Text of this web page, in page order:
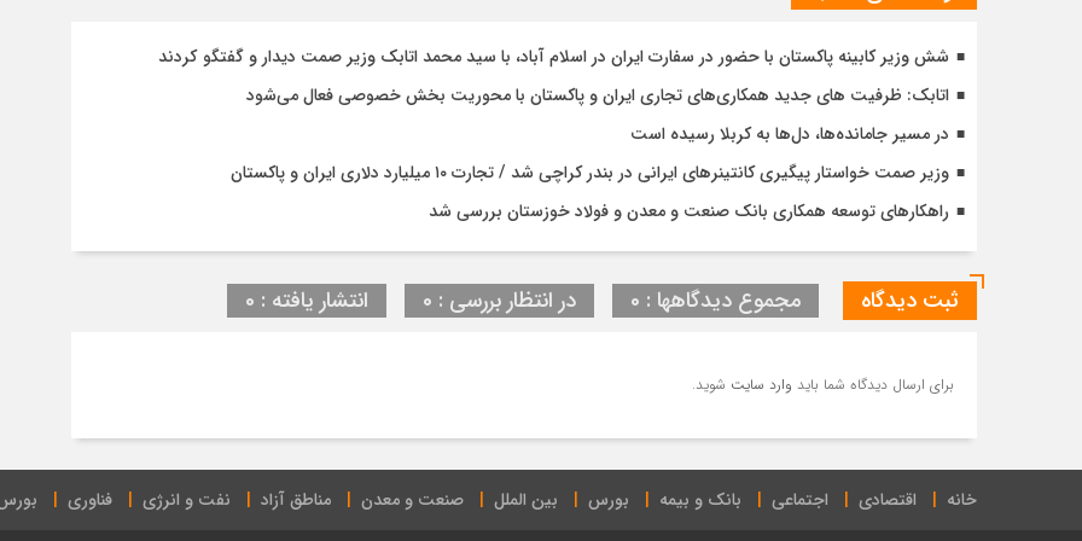
شش وزیر کابینه پاکستان با حضور در سفارت ایران در اسلام آباد، با سيد محمد اتابك وزير صمت ديدار و گفتگو كردند
اتابک: ظرفیت های جدید همکاری‌های تجاری ایران و پاکستان با محوریت بخش خصوصی فعال می‌شود
در مسیر جا‌مانده‌ها، دل‌ها به کربلا رسیده است
وزیر صمت خواستار پیگیری کانتینرهای ایرانی در بندر کراچی شد / تجارت ۱۰ میلیارد دلاری ایران و پاکستان
راهکارهای توسعه همکاری بانک صنعت و معدن و فولاد خوزستان بررسی شد
ثبت دیدگاه مجموع دیدگاهها : 0 در انتظار بررسی : 0 انتشار یافته : 0
برای ارسال دیدگاه شما باید وارد سایت شوید.
خانه اقتصادی اجتماعی بانک و بیمه بورس بین الملل صنعت و معدن مناطق آزاد نفت و انرژی فناوری